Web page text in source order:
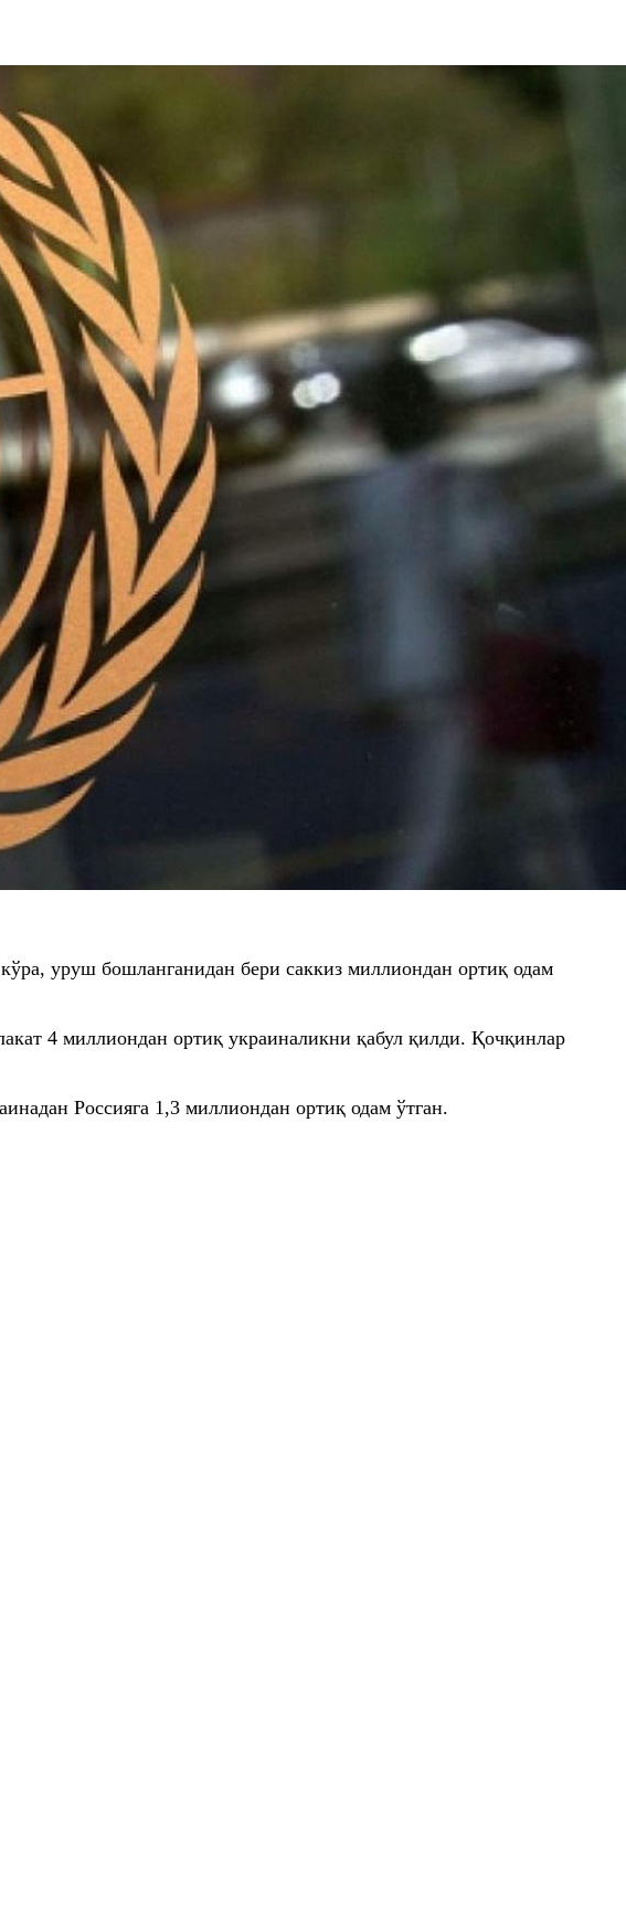
уруш бошланганидан бери саккиз миллиондан ортиқ одам
4 миллиондан ортиқ украиналикни қабул қилди. Қочқинлар
Россияга 1,3 миллиондан ортиқ одам ўтган.